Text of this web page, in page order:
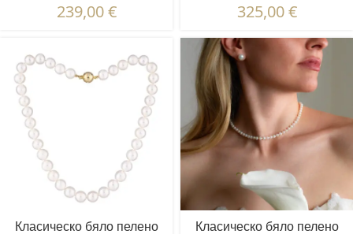
239,00€ 325,00€
Класическо бяло пелено
Класическо бяло пелено